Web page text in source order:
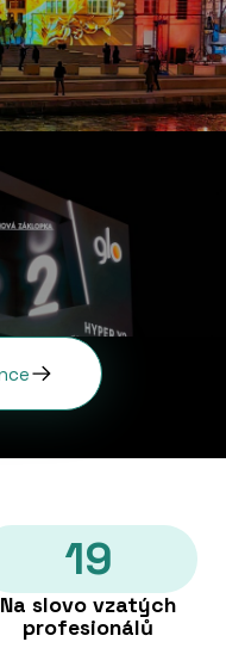
19
Na slovo vzatých
profesionálů